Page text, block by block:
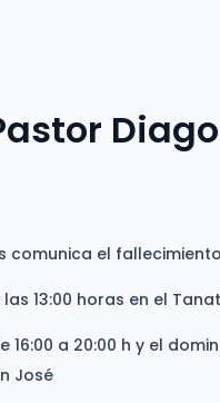
Diago
comunica el
las 13:00 horas en el
16:00 a 20:00 h y el
José